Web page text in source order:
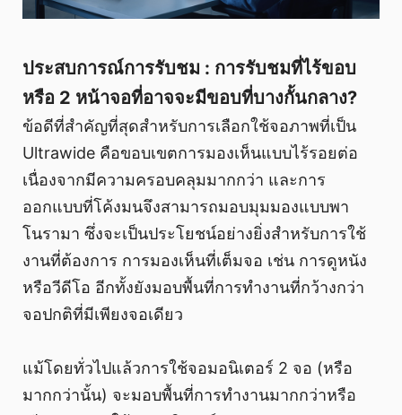
ประสบการณ์การรับชม : การรับชมที่ไร้ขอบ
หรือ 2 หน้าจอที่อาจจะมีขอบที่บางกั้นกลาง?
ข้อดีที่สำคัญที่สุดสำหรับการเลือกใช้จอภาพที่เป็น
Ultrawide คือขอบเขตการมองเห็นแบบไร้รอยต่อ
เนื่องจากมีความครอบคลุมมากกว่า และการ
ออกแบบที่โค้งมนจึงสามารถมอบมุมมองแบบพา
โนรามา ซึ่งจะเป็นประโยชน์อย่างยิ่งสำหรับการใช้
งานที่ต้องการ การมองเห็นที่เต็มจอ เช่น การดูหนัง
หรือวีดีโอ อีกทั้งยังมอบพื้นที่การทำงานที่กว้างกว่า
จอปกติที่มีเพียงจอเดียว
แม้โดยทั่วไปแล้วการใช้จอมอนิเตอร์ 2 จอ (หรือ
มากกว่านั้น) จะมอบพื้นที่การทำงานมากกว่าหรือ